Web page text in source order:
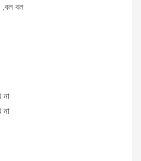
বল